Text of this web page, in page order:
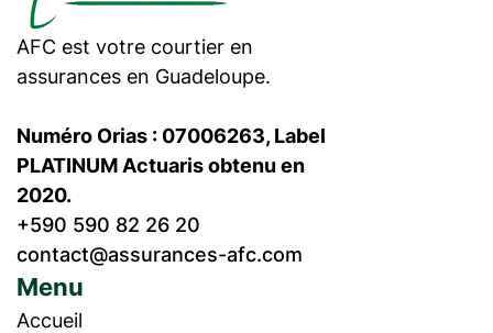
AFC est votre courtier en
assurances en Guadeloupe.
Numéro Orias : 07006263, Label
PLATINUM Actuaris obtenu en
2020.
+590 590 82 26 20
contact@assurances-afc.com
Menu
Accueil